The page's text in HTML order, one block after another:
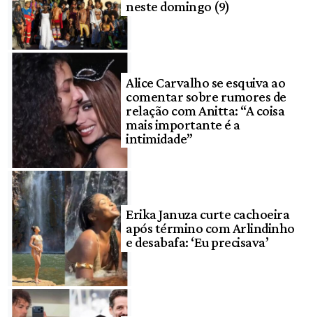
neste domingo (9)
Alice Carvalho se esquiva ao
comentar sobre rumores de
relação com Anitta: “A coisa
mais importante é a
intimidade”
Erika Januza curte cachoeira
após término com Arlindinho
e desabafa: ‘Eu precisava’